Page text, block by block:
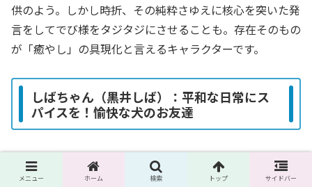
供のよう。しかし時折、その純粋さゆえに核心を突いた発
言をしてでび様をタジタジにさせることも。存在そのもの
が「癒やし」の具現化と言えるキャラクターです。
しばちゃん（黒井しば）：平和な日常にス
パイスを！愉快な犬のお友達
「わんわん！ 遊びに来たよー！ おやつある？」
メニュー ホーム 検索 トップ サイドバー